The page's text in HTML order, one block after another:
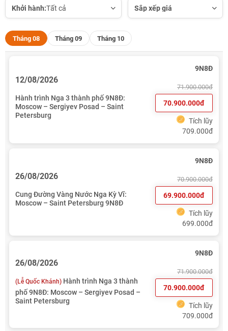
Khởi hành:Tất cả Sắp xếp giá
Tháng 08 Tháng 09 Tháng 10
12/08/2026
Hành trình Nga 3 thành phố 9N8Đ:
Moscow – Sergiyev Posad – Saint
Petersburg
9N8Đ
71.900.000đ
70.900.000đ
Tích lũy
709.000đ
26/08/2026
Cung Đường Vàng Nước Nga Kỳ Vĩ:
Moscow – Saint Petersburg 9N8Đ
9N8Đ
70.900.000đ
69.900.000đ
Tích lũy
699.000đ
26/08/2026
(Lễ Quốc Khánh) Hành trình Nga 3 thành
phố 9N8Đ: Moscow – Sergiyev Posad –
Saint Petersburg
9N8Đ
71.900.000đ
70.900.000đ
Tích lũy
709.000đ